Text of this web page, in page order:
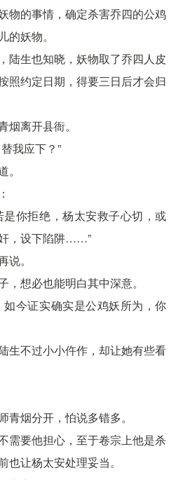
物的事情，确定杀害乔四的公鸡
妖物。
陆生也知晓，妖物取了乔四人皮
照约定日期，得要三日后才会归
烟离开县衙。
我应下？”
是你拒绝，杨太安救子心切，或
，设下陷阱……”
说。
，想必也能明白其中深意。
如今证实确实是公鸡妖所为，你
生不过小小仵作，却让她有些看
青烟分开，怕说多错多。
需要他担心，至于卷宗上他是杀
让杨太安处理妥当。